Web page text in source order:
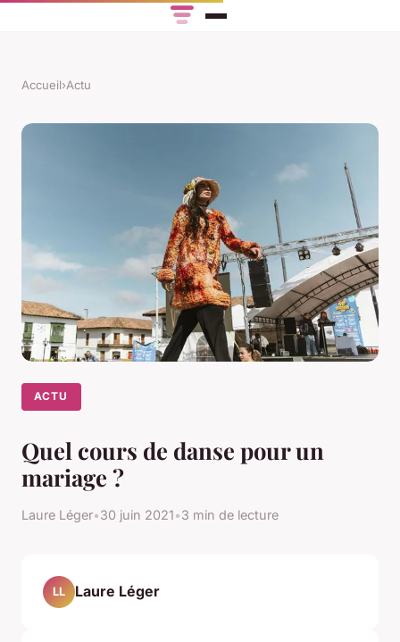
Accueil›Actu
ACTU
Quel cours de danse pour un
mariage ?
Laure Léger•30 juin 2021•3 min de lecture
LL Laure Léger